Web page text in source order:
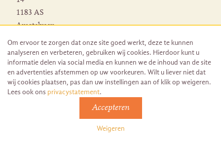
1183 AS
Amstelveen
Herroeping
bestelling
© 2026 Uitgeverij Juwelenschip. Duurzaam ontwikkeld door
Go2People
Algemene voorwaarden | Sitemap
Om ervoor te zorgen dat onze site goed werkt, deze te kunnen
analyseren en verbeteren, gebruiken wij cookies. Hierdoor kunt u
informatie delen via social media en kunnen we de inhoud van de site
en advertenties afstemmen op uw voorkeuren. Wilt u liever niet dat
wij cookies plaatsen, pas dan uw instellingen aan of klik op weigeren.
Lees ook ons privacystatement.
Accepteren
Weigeren